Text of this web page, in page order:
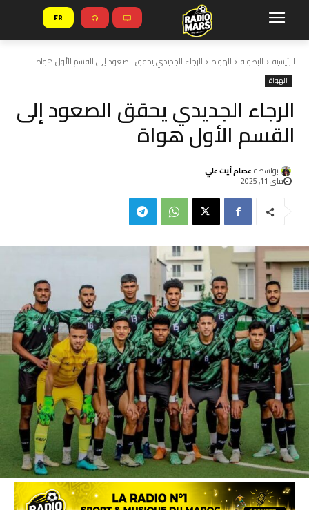
FR
الرئيسية البطولة الهواة الرجاء الجديدي يحقق الصعود إلى القسم الأول هواة
الهواة
الرجاء الجديدي يحقق الصعود إلى
القسم الأول هواة
بواسطة عصام أيت علي
ماي 11, 2025